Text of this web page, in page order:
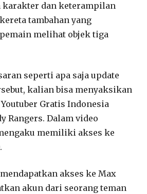
karakter dan keterampilan
tambahan yang
melihat objek tiga
seperti apa saja update
kalian bisa menyaksikan
Gratis Indonesia
Rangers. Dalam video
memiliki akses ke
akses ke Max
akun dari seorang teman